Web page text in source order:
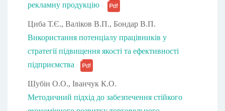
рекламну продукцію
Циба Т.Є., Валіков В.П., Бондар В.П.
Використання потенціалу працівників у
стратегії підвищення якості та ефективності
підприємства
Шубін О.О., Іванчук К.О.
Методичний підхід до забезпечення стійкого